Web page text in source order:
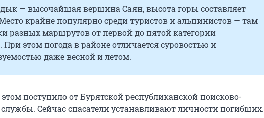
— высочайшая вершина Саян, высота горы составляет
крайне популярно среди туристов и альпинистов — там
разных маршрутов от первой до пятой категории
При этом погода в районе отличается суровостью и
даже весной и летом.
поступило от Бурятской республиканской поисково-
службы. Сейчас спасатели устанавливают личности погибших.